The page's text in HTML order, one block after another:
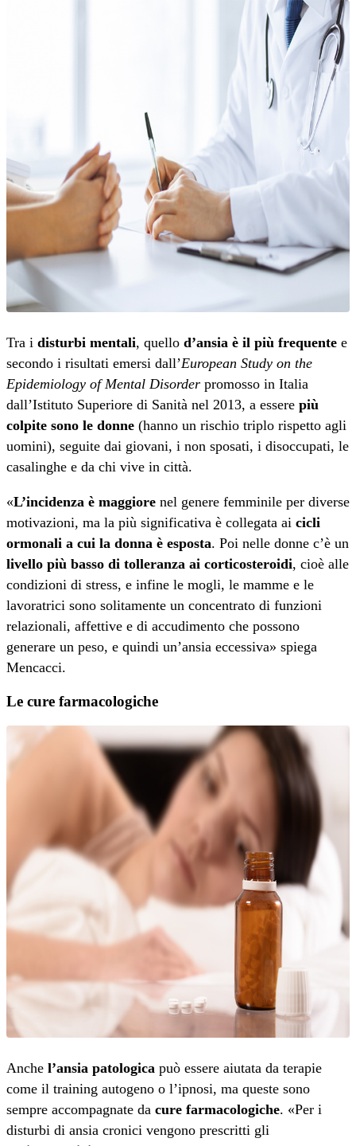
Tra i disturbi mentali, quello d’ansia è il più frequente e
secondo i risultati emersi dall’European Study on the
Epidemiology of Mental Disorder promosso in Italia
dall’Istituto Superiore di Sanità nel 2013, a essere più
colpite sono le donne (hanno un rischio triplo rispetto agli
uomini), seguite dai giovani, i non sposati, i disoccupati, le
casalinghe e da chi vive in città.
«L’incidenza è maggiore nel genere femminile per diverse
motivazioni, ma la più significativa è collegata ai cicli
ormonali a cui la donna è esposta. Poi nelle donne c’è un
livello più basso di tolleranza ai corticosteroidi, cioè alle
condizioni di stress, e infine le mogli, le mamme e le
lavoratrici sono solitamente un concentrato di funzioni
relazionali, affettive e di accudimento che possono
generare un peso, e quindi un’ansia eccessiva» spiega
Mencacci.
Le cure farmacologiche
Anche l’ansia patologica può essere aiutata da terapie
come il training autogeno o l’ipnosi, ma queste sono
sempre accompagnate da cure farmacologiche. «Per i
disturbi di ansia cronici vengono prescritti gli